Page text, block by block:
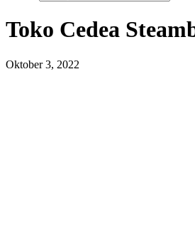
Toko Cedea
Oktober 3, 2022